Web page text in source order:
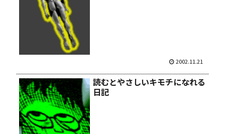
2002.11.21
読むとやさしいキモチになれる
日記